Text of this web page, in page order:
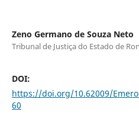
Zeno Germano de Souza Neto
Tribunal de Justiça do Estado de
DOI:
https://doi.org/10.62009/
60